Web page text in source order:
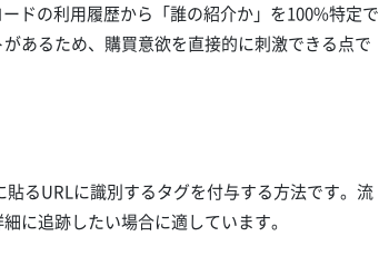
ドの利用履歴から「誰の紹介か」を100%特定で
あるため、購買意欲を直接的に刺激できる点で
るURLに識別するタグを付与する方法です。流
に追跡したい場合に適しています。